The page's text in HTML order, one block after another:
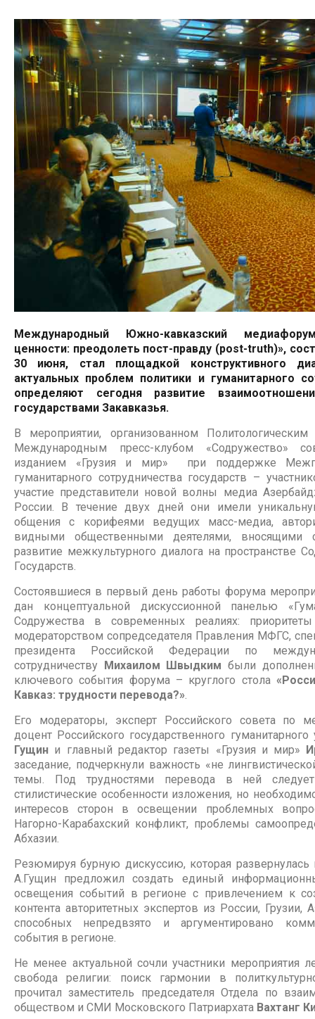
Международный Южно-кавказский
ценности: преодолеть пост-правду (post-truth)»,
30 июня, стал площадкой конструктивного
актуальных проблем политики и гуманитарного
определяют сегодня развитие
государствами Закавказья.
В мероприятии, организованном
Международным пресс-клубом «Содружество»
изданием «Грузия и мир» при поддержке
гуманитарного сотрудничества государств –
участие представители новой волны медиа
России. В течение двух дней они имели
общения с корифеями ведущих масс-медиа,
видными общественными деятелями, вносящими
развитие межкультурного диалога на пространстве
Государств.
Состоявшиеся в первый день работы форума
дан концептуальной дискуссионной панелью
Содружества в современных реалиях:
модераторством сопредседателя Правления МФГС,
президента Российской Федерации по
сотрудничеству
Михаилом Швыдким были
ключевого события форума – круглого стола
Кавказ: трудности перевода?».
Его модераторы, эксперт Российского совета по
доцент Российского государственного
Гущин и главный редактор газеты «Грузия и мир»
заседание, подчеркнули важность «не
темы. Под трудностями перевода в ней
стилистические особенности изложения, но
интересов сторон в освещении проблемных
Нагорно-Карабахский конфликт, проблемы
Абхазии.
Резюмируя бурную дискуссию, которая развернулась
А.Гущин предложил создать единый
освещения событий в регионе с привлечением к
контента авторитетных экспертов из России,
способных непредвзято и аргументировано
события в регионе.
Не менее актуальной сочли участники мероприятия
свобода религии: поиск гармонии в
прочитал заместитель председателя Отдела по
обществом и СМИ Московского Патриархата Вахтанг